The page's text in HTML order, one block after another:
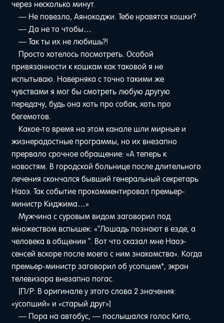
через несколько минут.
— Не повезло, Аянокоджи. Тебе нравятся кошки?
— Да не то чтобы…
— Так ты их не любишь?!
Просто хотелось посмотреть. Особой
привязанности к кошкам как таковой я не
испытываю. Наверняка с точно такими же
чувствами я мог бы смотреть любую другую
передачу, будь она хоть про собак, хоть про
бегемотов.
Какое-то время на этом канале шли мирные и
жизнерадостные программы, но их внезапно
прервало срочное обращение: «А теперь к
новостям. В городской больнице после длительного
лечения скончался бывший генеральный секретарь
Наоэ. Так событие прокомментировал премьер-
министр Киджима…»
Мужчина с суровым видом заговорил под
множеством вспышек: «”Лошадь познают в езде, а
человека в общении ”. Вот что сказал мне Наоэ-
сенсей вскоре после моего с ним знакомства». Когда
премьер-министр заговорил об усопшем*, экран
телевизора внезапно погас.
[П/Р: В оригинале у этого слова 2 значения:
«усопший» и «старый друг»]
— Пора на автобус, — послышался голос Кито,